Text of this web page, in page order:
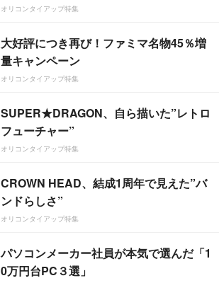
オリコンタイアップ特集
大好評につき再び！ファミマ名物45％増
量キャンペーン
オリコンタイアップ特集
SUPER★DRAGON、自ら描いた”レトロ
フューチャー”
オリコンタイアップ特集
CROWN HEAD、結成1周年で見えた”バ
ンドらしさ”
オリコンタイアップ特集
パソコンメーカー社員が本気で選んだ「1
0万円台PC３選」